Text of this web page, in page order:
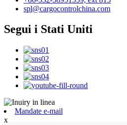
spl@cargocontrolchina.com
Segui i Stati Uniti
Mandate e-mail
x